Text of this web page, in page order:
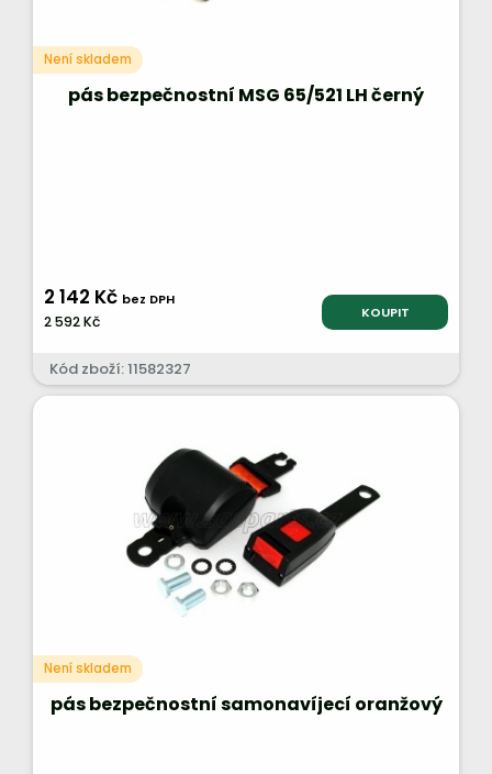
Není skladem
pás bezpečnostní MSG 65/521 LH černý
2 142 Kč bez DPH
2 592 Kč KOUPIT
Kód zboží: 11582327
Není skladem
pás bezpečnostní samonavíjecí oranžový